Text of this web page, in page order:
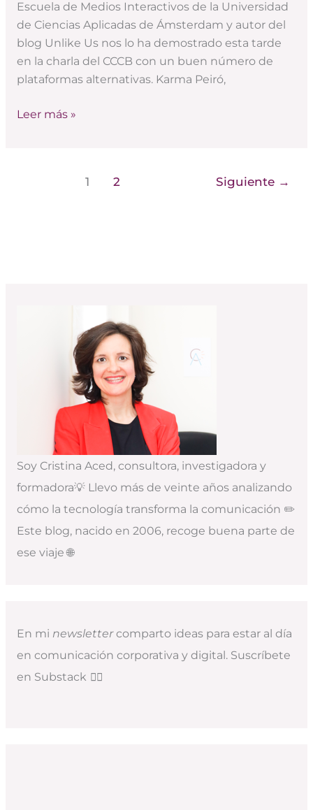
Escuela de Medios Interactivos de la Universidad
de Ciencias Aplicadas de Ámsterdam y autor del
blog Unlike Us nos lo ha demostrado esta tarde
en la charla del CCCB con un buen número de
plataformas alternativas. Karma Peiró,
crítica)
Leer más »
1 2 Siguiente →
Soy Cristina Aced, consultora, investigadora y
formadora💡 Llevo más de veinte años analizando
cómo la tecnología transforma la comunicación ✏️
Este blog, nacido en 2006, recoge buena parte de
ese viaje 🌐
En mi newslettercomparto ideas para estar al día
en comunicación corporativa y digital. Suscríbete
en Substack 👇🏻